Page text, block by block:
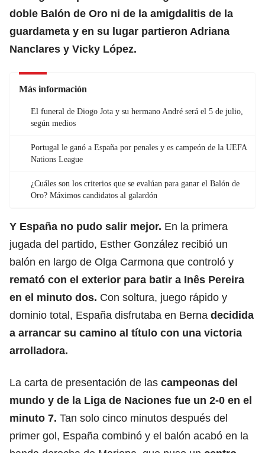
doble Balón de Oro ni de la amigdalitis de la
guardameta y en su lugar partieron Adriana
Nanclares y Vicky López.
Más información
El funeral de Diogo Jota y su hermano André será el 5 de julio,
según medios
Portugal le ganó a España por penales y es campeón de la UEFA
Nations League
¿Cuáles son los criterios que se evalúan para ganar el Balón de
Oro? Máximos candidatos al galardón
Y España no pudo salir mejor. En la primera
jugada del partido, Esther González recibió un
balón en largo de Olga Carmona que controló y
remató con el exterior para batir a Inês Pereira
en el minuto dos. Con soltura, juego rápido y
dominio total, España disfrutaba en Berna decidida
a arrancar su camino al título con una victoria
arrolladora.
La carta de presentación de las campeonas del
mundo y de la Liga de Naciones fue un 2-0 en el
minuto 7. Tan solo cinco minutos después del
primer gol, España combinó y el balón acabó en la